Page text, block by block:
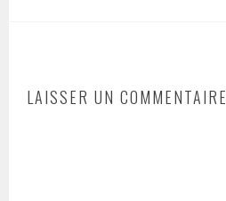
LAISSER UN COMMENTAIRE